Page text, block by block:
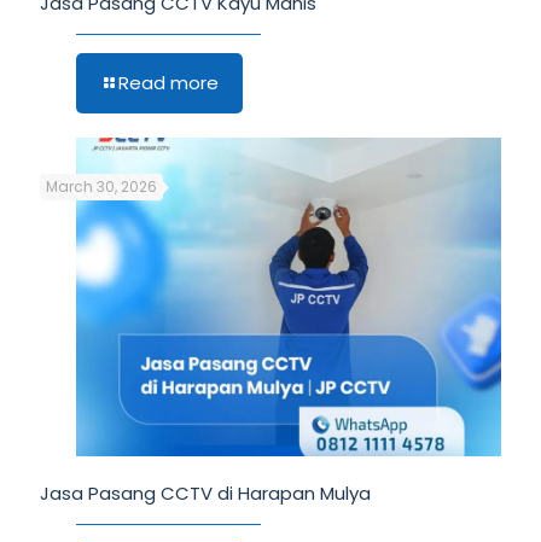
Read more
March 30, 2026
Jasa Pasang CCTV di Harapan Mulya